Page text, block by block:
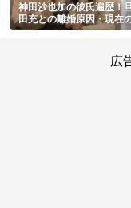
神田沙也加の彼氏遍歴！
田充との離婚原因・現在
とめ
広